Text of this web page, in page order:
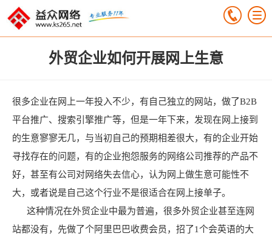
外贸企业如何开展网上生意
很多企业在网上一年投入不少，有自己独立的网站，做了B2B
平台推广、搜索引擎推广等，但是一年下来，发现在网上接到
的生意寥寥无几，与当初自己的预期相差很大，有的企业开始
寻找存在的问题，有的企业抱怨服务的网络公司推荐的产品不
好，甚至有公司对网络失去信心，认为网上做生意可能性不
大，或者说是自己这个行业不是很适合在网上接单子。
这种情况在外贸企业中最为普遍，很多外贸企业甚至连网
站都没有，先做了个阿里巴巴收费会员，招了1个会英语的大